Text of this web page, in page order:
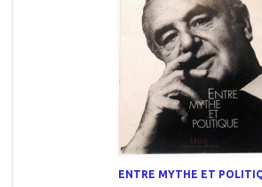
ENTRE MYTHE ET